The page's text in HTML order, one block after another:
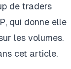
de traders
qui donne elle
les volumes.
cet article.